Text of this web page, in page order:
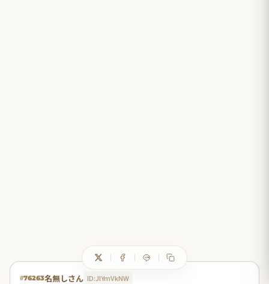
#76263名無しさん ID:JlYmVkNW